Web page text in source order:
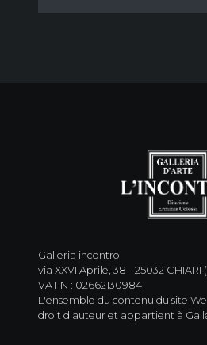
Galleria incontro
via XXVI Aprile, 38 - 25032 CHIARI
VAT N : 02662130984
L'ensemble du contenu du site
droit d'auteur et appartient à